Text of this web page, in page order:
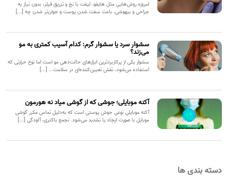
امروزه روش‌هایی مثل هایفو، لیفت با نخ و تزریق فیلر، بدون نیاز به
جراحی و بیهوشی، باعث سفت شدن پوست و جوان‌تر شدن چه [...]
سشوار سرد یا سشوار گرم: کدام آسیب کمتری به مو
می‌زند؟
سشوار یکی از پرکاربردترین ابزارهای حالت‌دهی مو است اما نوع حرارتی که
استفاده می‌شود، نقش تعیین‌کننده‌ای در سلامت... [...]
آکنه موبایلی؛ جوشی که از گوشی میاد نه هورمون
آکنه موبایلی نوعی جوش پوستی است که به‌دلیل تماس مکرر گوشی
موبایل با صورت ایجاد یا تشدید می‌شود. تجمع باکتری، آلودگی [...]
دسته بندی ها